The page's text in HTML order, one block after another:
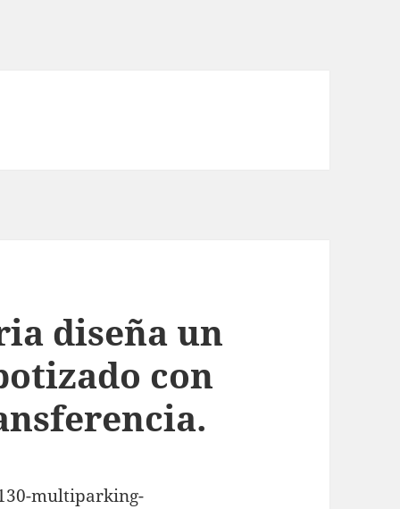
diseña un
con
multiparking-